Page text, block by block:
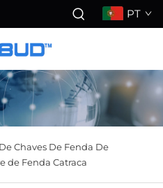
PT
Chaves De Fenda De
de Fenda Catraca